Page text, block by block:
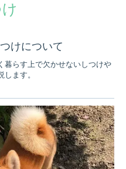
けについて
暮らす上で欠かせないしつけや
ます。